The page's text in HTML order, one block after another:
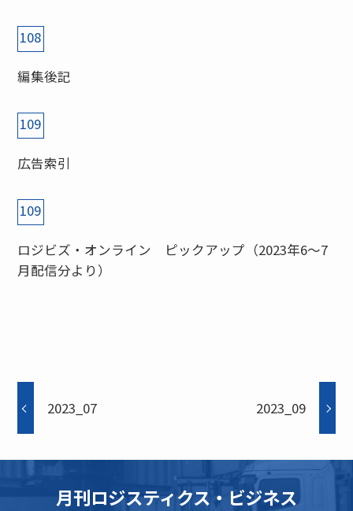
108
編集後記
109
広告索引
109
ロジビズ・オンライン ピックアップ（2023年6〜7
月配信分より）
2023_07 2023_09
月刊ロジスティクス・ビジネス